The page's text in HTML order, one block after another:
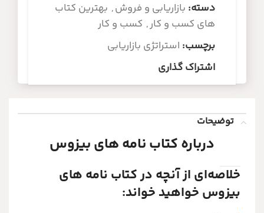
دسته: بازاریابی و فروش, بهترین کتاب
های کسب و کار, کسب و کار
برچسب: استراتژی بازاریابی
اشتراک گذاری
توضیحات
درباره کتاب نامه های بیزوس
خلاصه‌ای از آنچه در کتاب نامه های
بیزوس خواهید خواند: